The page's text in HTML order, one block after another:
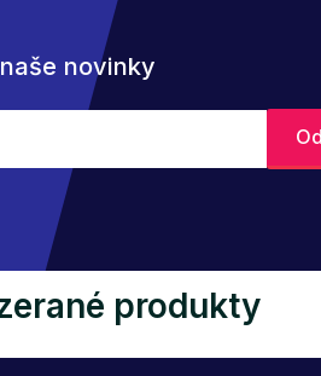
novinky
produkty